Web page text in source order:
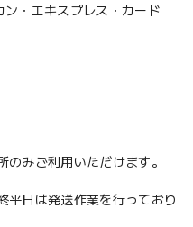
・エキスプレス・カード
のみご利用いただけます。
平日は発送作業を行っており